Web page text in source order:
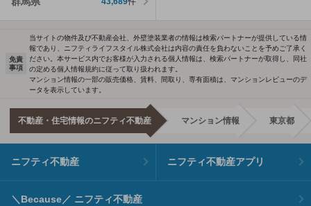
免責
事項
当サイトの物件及び不動産会社、外壁塗装業者の情報は検索パートナーが提供している情
報であり、ニフティライフスタイル株式会社は内容の責任を負わないことを予めご了承く
ださい。本サービス内でお客様が入力される個人情報は、検索パートナーが取得し、同社
の定める個人情報規約に従って取り扱われます。
マンション情報の一部の販売価格、賃料、間取り、専有面積は、マンションレビューのデ
ータを表示しています。
不動産・住宅情報のニフティ不動産 マンション情報 東京都
ニフティ不動産 ニフティ不動産アプリ
＼Because／ ニフティ不動産